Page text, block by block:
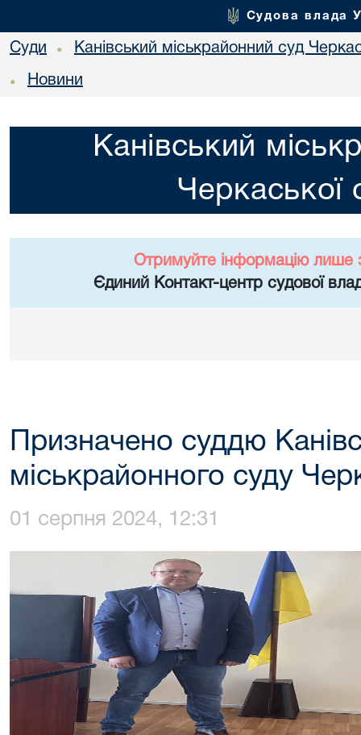
Судова влада
Суди • Канівський міськрайонний суд
• Новини
Канівський
Черкаської
Отримуйте інформацію лише
Єдиний Контакт-центр судової
Призначено суддю
міськрайонного суду
01 серпня 2024, 12:31